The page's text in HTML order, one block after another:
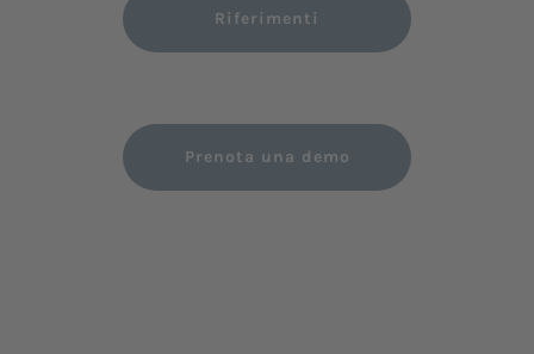
Riferimenti
Prenota una demo